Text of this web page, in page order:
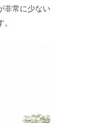
非常に少ない